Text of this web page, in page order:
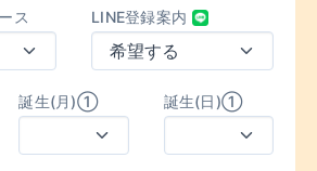
ス LINE登録案内
誕生(月)① 誕生(日)①